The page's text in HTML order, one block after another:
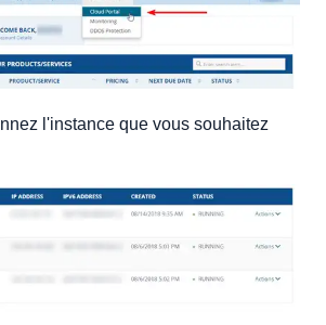
l'instance que vous souhaitez